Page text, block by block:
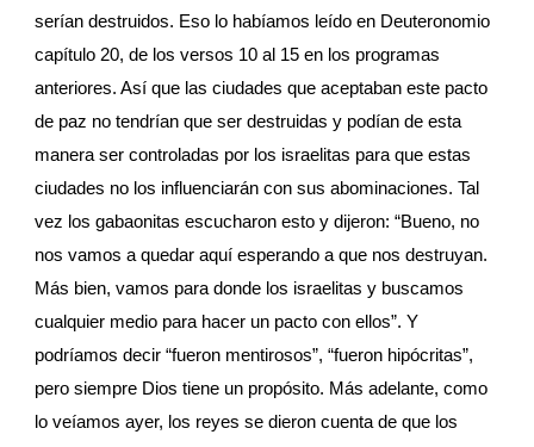
serían destruidos. Eso lo habíamos leído en Deuteronomio
capítulo 20, de los versos 10 al 15 en los programas
anteriores. Así que las ciudades que aceptaban este pacto
de paz no tendrían que ser destruidas y podían de esta
manera ser controladas por los israelitas para que estas
ciudades no los influenciarán con sus abominaciones. Tal
vez los gabaonitas escucharon esto y dijeron: “Bueno, no
nos vamos a quedar aquí esperando a que nos destruyan.
Más bien, vamos para donde los israelitas y buscamos
cualquier medio para hacer un pacto con ellos”. Y
podríamos decir “fueron mentirosos”, “fueron hipócritas”,
pero siempre Dios tiene un propósito. Más adelante, como
lo veíamos ayer, los reyes se dieron cuenta de que los